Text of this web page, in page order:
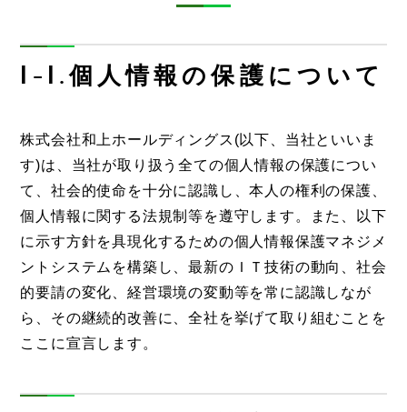
1-1.個人情報の保護について
株式会社和上ホールディングス(以下、当社といいま
す)は、当社が取り扱う全ての個人情報の保護につい
て、社会的使命を十分に認識し、本人の権利の保護、
個人情報に関する法規制等を遵守します。また、以下
に示す方針を具現化するための個人情報保護マネジメ
ントシステムを構築し、最新のＩＴ技術の動向、社会
的要請の変化、経営環境の変動等を常に認識しなが
ら、その継続的改善に、全社を挙げて取り組むことを
ここに宣言します。